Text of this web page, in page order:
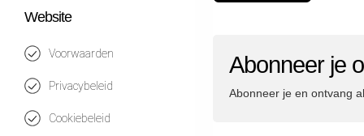
Website
Voorwaarden
Privacybeleid
Cookiebeleid
Abonneer je
Abonneer je en ontvang